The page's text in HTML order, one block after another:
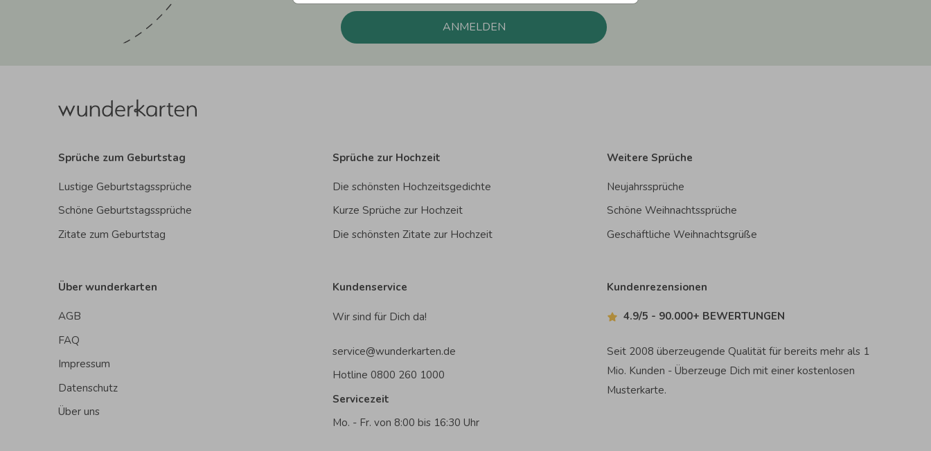
ANMELDEN
Sprüche zum Geburtstag
Lustige Geburtstagssprüche
Schöne Geburtstagssprüche
Zitate zum Geburtstag
Sprüche zur Hochzeit
Die schönsten Hochzeitsgedichte
Kurze Sprüche zur Hochzeit
Die schönsten Zitate zur Hochzeit
Weitere Sprüche
Neujahrssprüche
Schöne Weihnachtssprüche
Geschäftliche Weihnachtsgrüße
Über wunderkarten
AGB
FAQ
Impressum
Datenschutz
Über uns
Kundenservice
Wir sind für Dich da!
service@wunderkarten.de
Hotline 0800 260 1000
Servicezeit
Mo. - Fr. von 8:00 bis 16:30 Uhr
Kundenrezensionen
4.9/5 - 90.000+ BEWERTUNGEN
Seit 2008 überzeugende Qualität für bereits mehr als 1
Mio. Kunden - Überzeuge Dich mit einer kostenlosen
Musterkarte.